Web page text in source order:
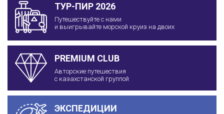
ТУР-ПИР 2026
Путешествуйте с нами
и выигрывайте морской круиз на двоих
PREMIUM CLUB
Авторские путешествия
с казахстанской группой
ЭКСПЕДИЦИИ